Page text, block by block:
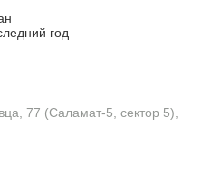
год
77 (Саламат-5, сектор 5),